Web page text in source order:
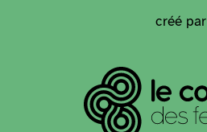
créé par